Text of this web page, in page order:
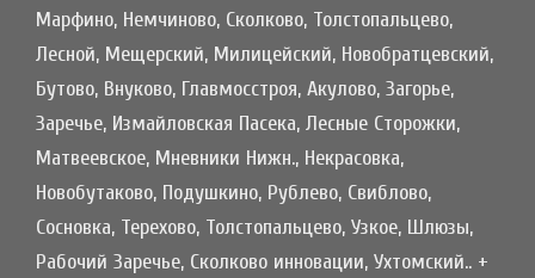
Марфино, Немчиново, Сколково, Толстопальцево,
Лесной, Мещерский, Милицейский, Новобратцевский,
Бутово, Внуково, Главмосстроя, Акулово, Загорье,
Заречье, Измайловская Пасека, Лесные Сторожки,
Матвеевское, Мневники Нижн., Некрасовка,
Новобутаково, Подушкино, Рублево, Свиблово,
Сосновка, Терехово, Толстопальцево, Узкое, Шлюзы,
Рабочий Заречье, Сколково инновации, Ухтомский.. +